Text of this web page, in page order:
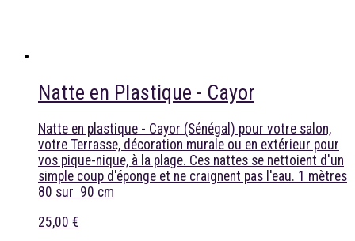
Natte en Plastique - Cayor
Natte en plastique - Cayor (Sénégal) pour votre salon,
votre Terrasse, décoration murale ou en extérieur pour
vos pique-nique, à la plage. Ces nattes se nettoient d'un
simple coup d'éponge et ne craignent pas l'eau. 1 mètres
80 sur 90 cm
25,00 €